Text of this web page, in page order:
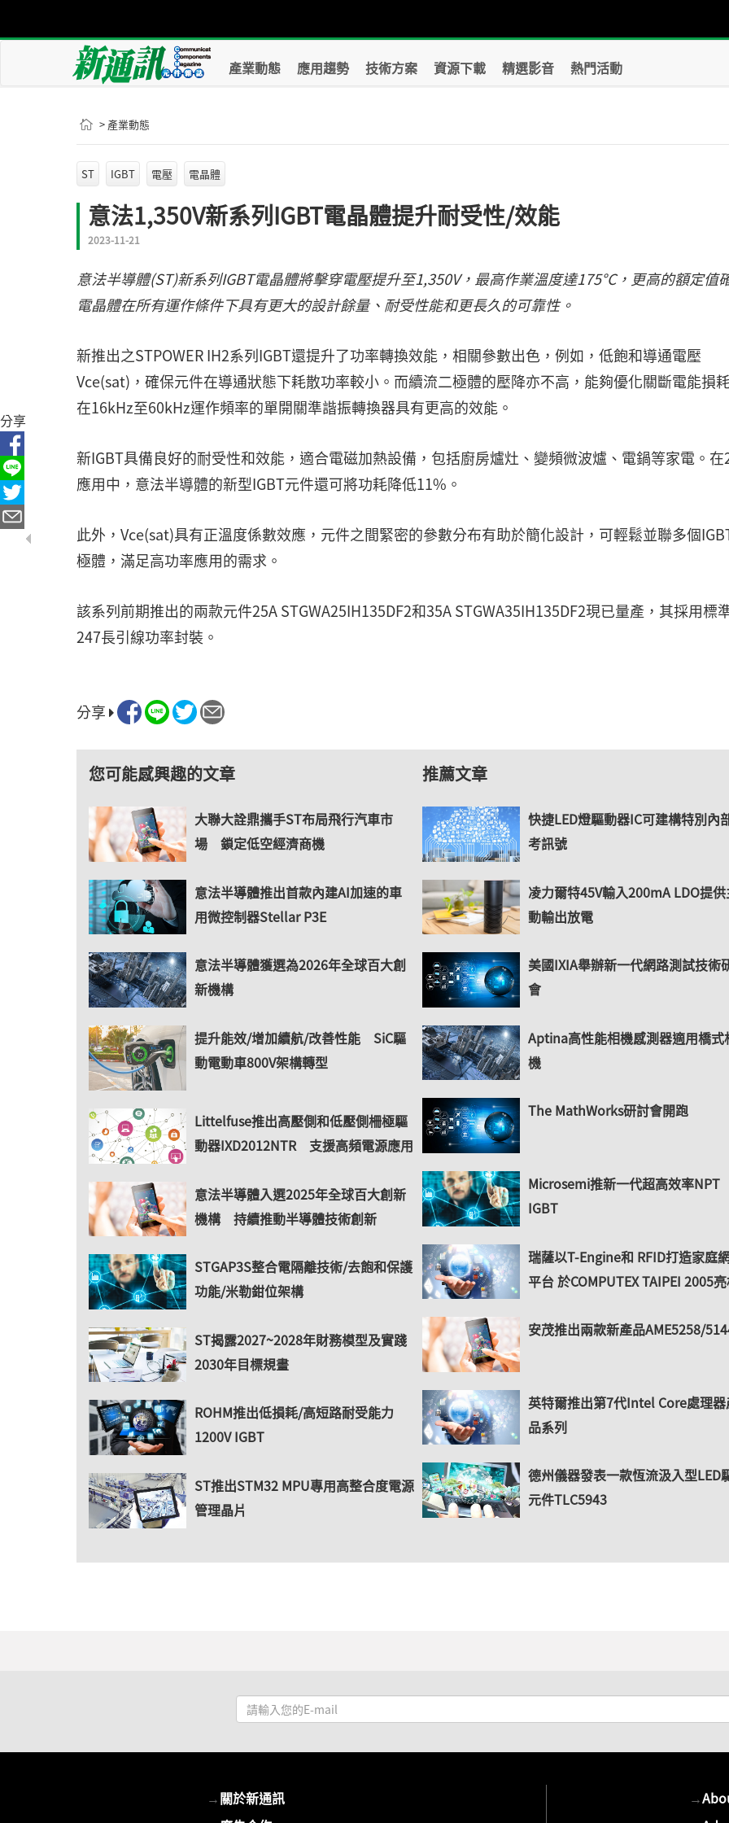
產業動態 應用趨勢 技術方案 資源下載 精選影音 熱門活動
> 產業動態
ST IGBT 電壓 電晶體
意法1,350V新系列IGBT電晶體提升耐受性/效能
2023-11-21
意法半導體(ST)新系列IGBT電晶體將擊穿電壓提升至1,350V，最高作業溫度達175°C，更高的額定值
電晶體在所有運作條件下具有更大的設計餘量、耐受性能和更長久的可靠性。
新推出之STPOWER IH2系列IGBT還提升了功率轉換效能，相關參數出色，例如，低飽和導通電壓
Vce(sat)，確保元件在導通狀態下耗散功率較小。而續流二極體的壓降亦不高，能夠優化關斷電能損
在16kHz至60kHz運作頻率的單開關準諧振轉換器具有更高的效能。
新IGBT具備良好的耐受性和效能，適合電磁加熱設備，包括廚房爐灶、變頻微波爐、電鍋等家電。在
應用中，意法半導體的新型IGBT元件還可將功耗降低11%。
此外，Vce(sat)具有正溫度係數效應，元件之間緊密的參數分布有助於簡化設計，可輕鬆並聯多個
極體，滿足高功率應用的需求。
該系列前期推出的兩款元件25A STGWA25IH135DF2和35A STGWA35IH135DF2現已量產，其採用標
247長引線功率封裝。
分享
您可能感興趣的文章
大聯大詮鼎攜手ST布局飛行汽車市
場 鎖定低空經濟商機
意法半導體推出首款內建AI加速的車
用微控制器Stellar P3E
意法半導體獲選為2026年全球百大創
新機構
提升能效/增加續航/改善性能 SiC驅
動電動車800V架構轉型
Littelfuse推出高壓側和低壓側柵極驅
動器IXD2012NTR 支援高頻電源應用
意法半導體入選2025年全球百大創新
機構 持續推動半導體技術創新
STGAP3S整合電隔離技術/去飽和保護
功能/米勒鉗位架構
ST揭露2027~2028年財務模型及實踐
2030年目標規畫
ROHM推出低損耗/高短路耐受能力
1200V IGBT
ST推出STM32 MPU專用高整合度電源
管理晶片
推薦文章
快捷LED燈驅動器IC可建構特別內
考訊號
凌力爾特45V輸入200mA LDO提供
動輸出放電
美國IXIA舉辦新一代網路測試技術
會
Aptina高性能相機感測器適用橋式
機
The MathWorks研討會開跑
Microsemi推新一代超高效率NPT
IGBT
瑞薩以T-Engine和 RFID打造家庭
平台 於COMPUTEX TAIPEI 2005
安茂推出兩款新產品AME5258/
英特爾推出第7代Intel Core處理器
品系列
德州儀器發表一款恆流汲入型LED
元件TLC5943
請
輸
E-
分享
→關於新通訊
→